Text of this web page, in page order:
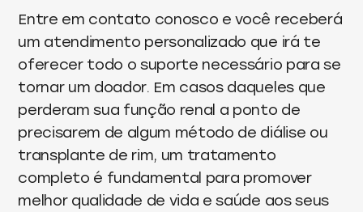
Entre em contato conosco e você receberá
um atendimento personalizado que irá te
oferecer todo o suporte necessário para se
tornar um doador. Em casos daqueles que
perderam sua função renal a ponto de
precisarem de algum método de diálise ou
transplante de rim, um tratamento
completo é fundamental para promover
melhor qualidade de vida e saúde aos seus